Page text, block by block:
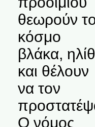
θεωρούν
κόσμο
βλάκα,
και θέλουν
να τον
Ο νόμος